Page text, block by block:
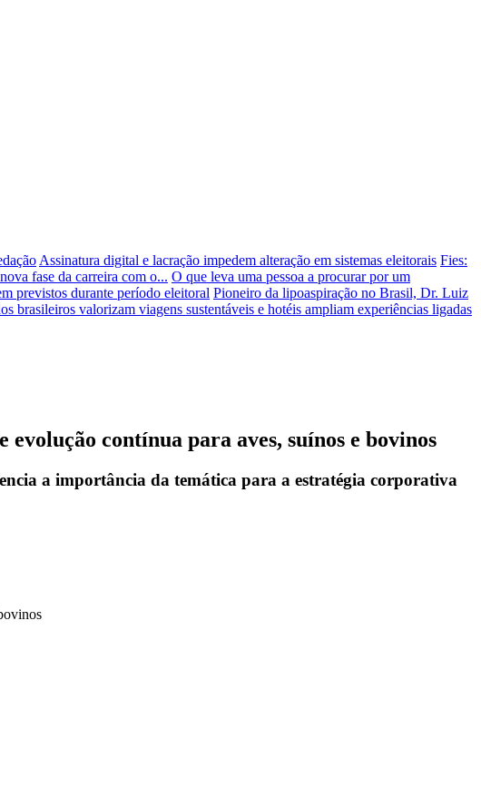
Assinatura digital e lacração impedem alteração em sistemas eleitorais Fies:
fase da carreira com o... O que leva uma pessoa a procurar por um
previstos durante período eleitoral Pioneiro da lipoaspiração no Brasil, Dr. Luiz
brasileiros valorizam viagens sustentáveis e hotéis ampliam experiências ligadas
contínua para aves, suínos e bovinos
a importância da temática para a estratégia corporativa